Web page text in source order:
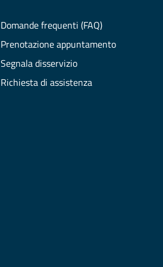
Domande frequenti (FAQ)
Prenotazione appuntamento
Segnala disservizio
Richiesta di assistenza